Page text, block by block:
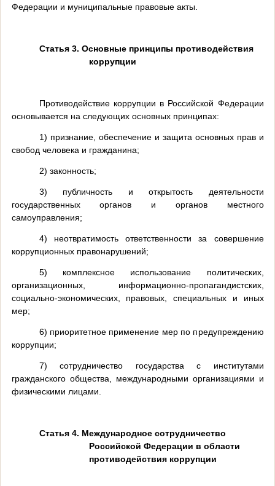
Федерации и муниципальные правовые акты.
Статья 3. Основные принципы противодействия
коррупции
Противодействие коррупции в Российской Федерации
основывается на следующих основных принципах:
1) признание, обеспечение и защита основных прав и
свобод человека и гражданина;
2) законность;
3) публичность и открытость деятельности
государственных органов и органов местного
самоуправления;
4) неотвратимость ответственности за совершение
коррупционных правонарушений;
5) комплексное использование политических,
организационных, информационно-пропагандистских,
социально-экономических, правовых, специальных и иных
мер;
6) приоритетное применение мер по предупреждению
коррупции;
7) сотрудничество государства с институтами
гражданского общества, международными организациями и
физическими лицами.
Статья 4. Международное сотрудничество
Российской Федерации в области
противодействия коррупции